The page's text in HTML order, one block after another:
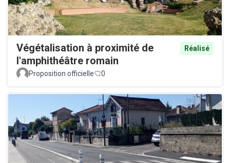
Végétalisation à proximité de
l'amphithéâtre romain
Réalisé
Proposition officielle 0